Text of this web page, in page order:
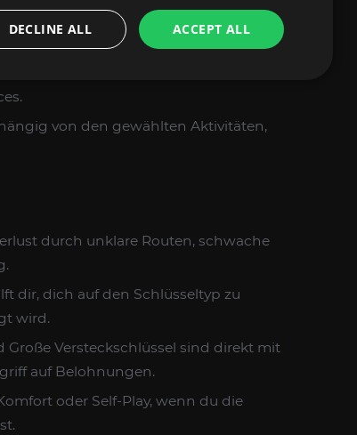
und beim Zugang zu deren Horten.
von den gewählten Aktivitäten,
durch unklare Routen, schwache
dir, dich auf den Schlüsseltyp zu
wird.
Große Versteckschlüssel sind direkt mit
auf Belohnungen.
oder Self-Play, wenn du die
ACCEPT ALL
DECLINE ALL